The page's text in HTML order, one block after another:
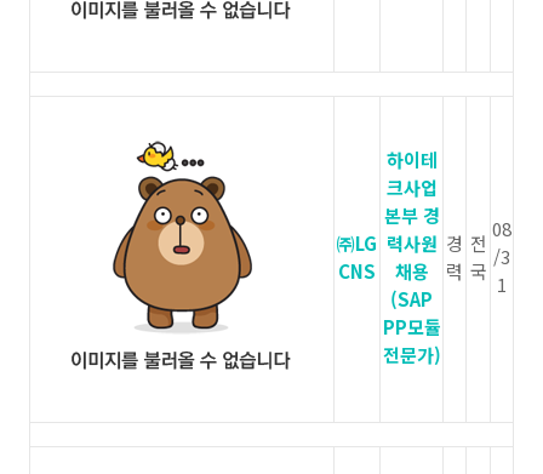
㈜LG
CNS
하이테
크사업
본부 경
력사원
채용
(SAP
PP모듈
전문가)
경
력
전
국
08
/3
1